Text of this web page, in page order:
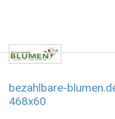
bezahlbare-
468x60